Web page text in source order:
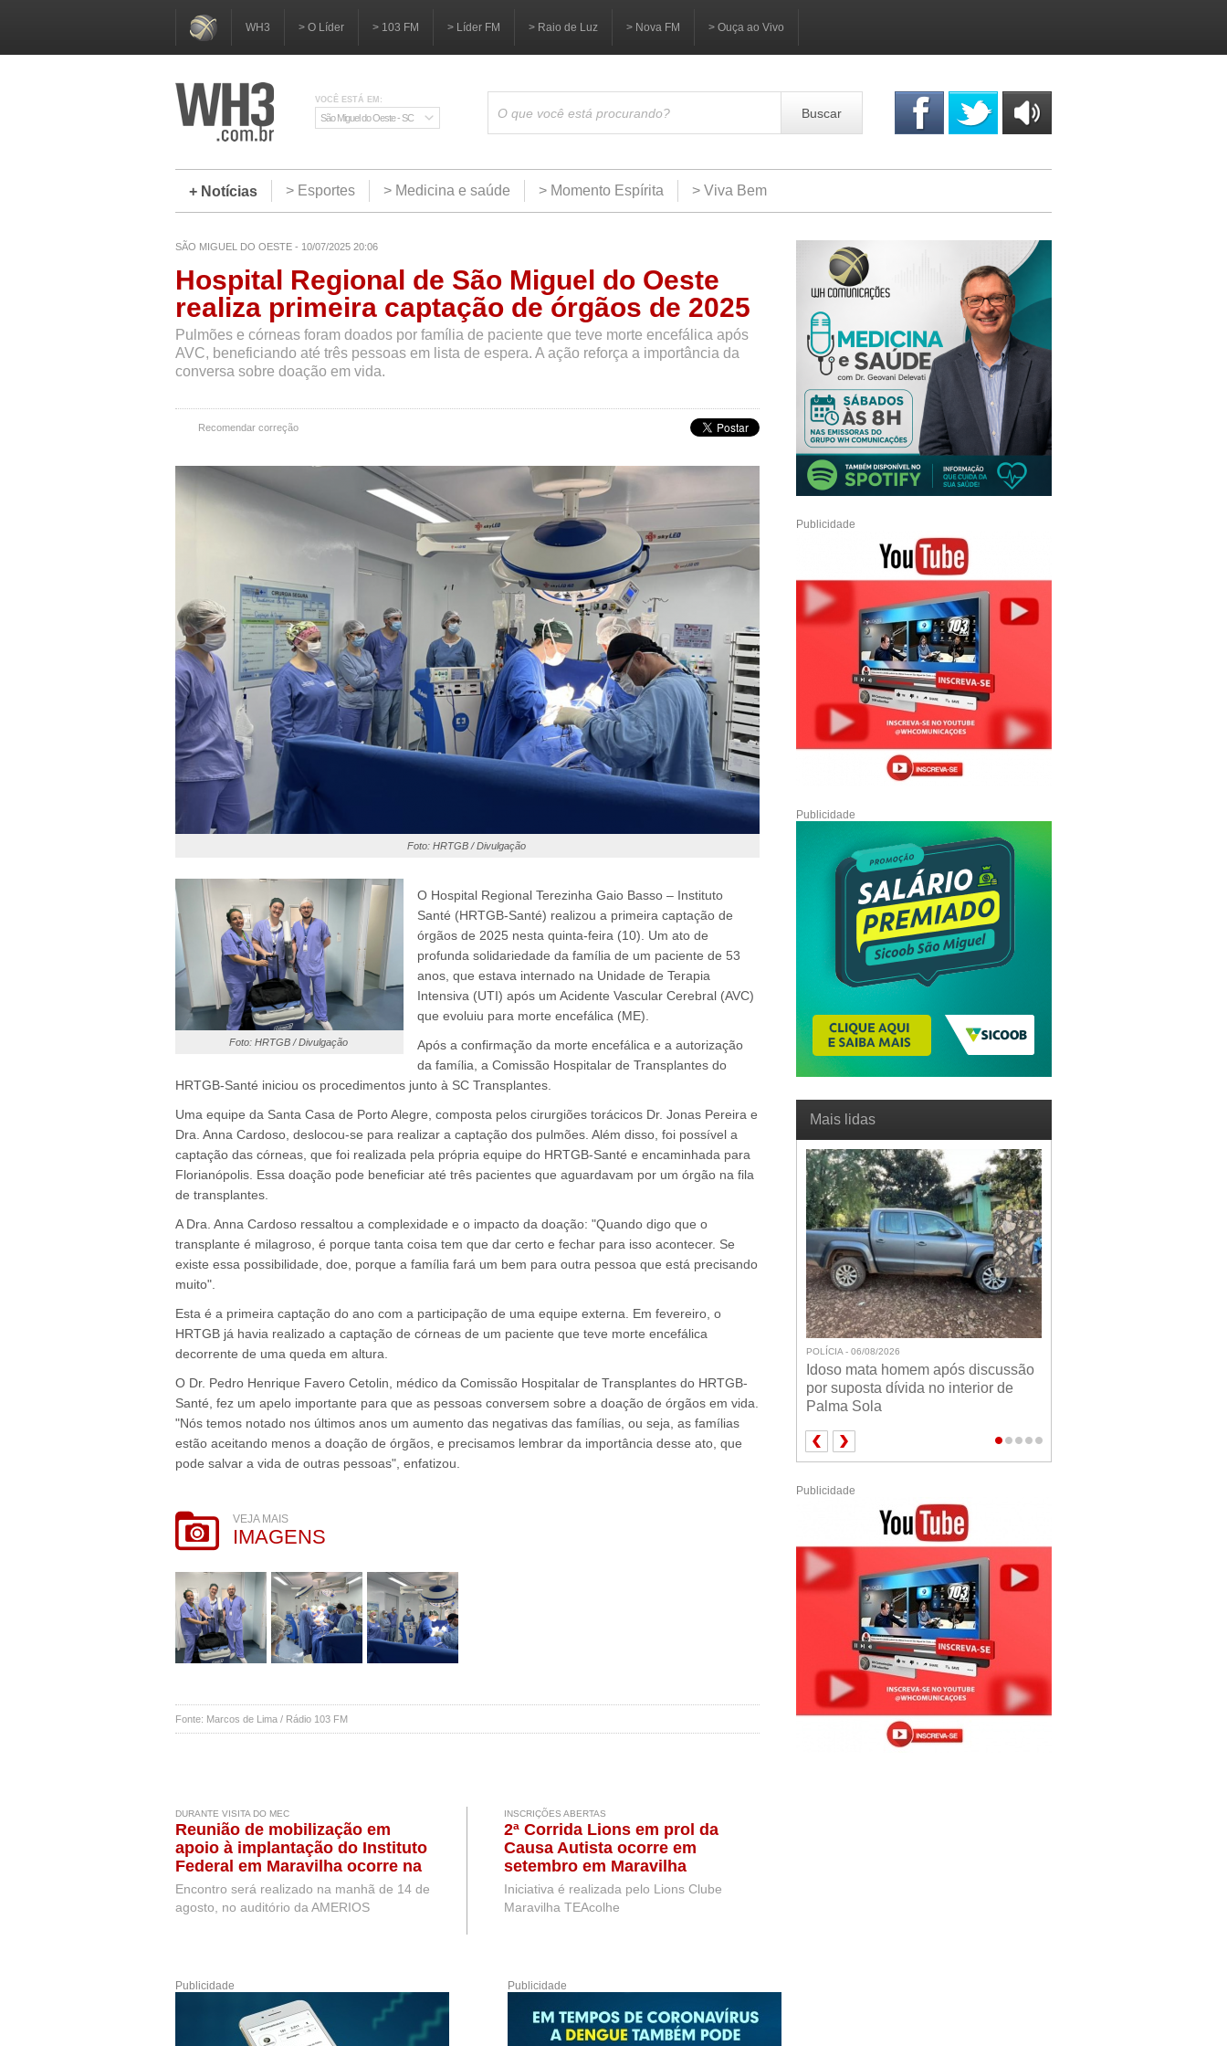
WH3 > O Líder > 103 FM > Líder FM > Raio de Luz > Nova FM > Ouça ao Vivo
VOCÊ ESTÁ EM:
São Miguel do Oeste - SC Buscar
+ Notícias
> Esportes > Medicina e saúde > Momento Espírita > Viva Bem
SÃO MIGUEL DO OESTE - 10/07/2025 20:06
Hospital Regional de São Miguel do Oeste
realiza primeira captação de órgãos de 2025
Pulmões e córneas foram doados por família de paciente que teve morte encefálica após
AVC, beneficiando até três pessoas em lista de espera. A ação reforça a importância da
conversa sobre doação em vida.
Recomendar correção
Foto: HRTGB / Divulgação
Foto: HRTGB / Divulgação
O Hospital Regional Terezinha Gaio Basso – Instituto
Santé (HRTGB-Santé) realizou a primeira captação de
órgãos de 2025 nesta quinta-feira (10). Um ato de
profunda solidariedade da família de um paciente de 53
anos, que estava internado na Unidade de Terapia
Intensiva (UTI) após um Acidente Vascular Cerebral (AVC)
que evoluiu para morte encefálica (ME).
Após a confirmação da morte encefálica e a autorização
da família, a Comissão Hospitalar de Transplantes do
HRTGB-Santé iniciou os procedimentos junto à SC Transplantes.
Uma equipe da Santa Casa de Porto Alegre, composta pelos cirurgiões torácicos Dr. Jonas Pereira e
Dra. Anna Cardoso, deslocou-se para realizar a captação dos pulmões. Além disso, foi possível a
captação das córneas, que foi realizada pela própria equipe do HRTGB-Santé e encaminhada para
Florianópolis. Essa doação pode beneficiar até três pacientes que aguardavam por um órgão na fila
de transplantes.
A Dra. Anna Cardoso ressaltou a complexidade e o impacto da doação: "Quando digo que o
transplante é milagroso, é porque tanta coisa tem que dar certo e fechar para isso acontecer. Se
existe essa possibilidade, doe, porque a família fará um bem para outra pessoa que está precisando
muito".
Esta é a primeira captação do ano com a participação de uma equipe externa. Em fevereiro, o
HRTGB já havia realizado a captação de córneas de um paciente que teve morte encefálica
decorrente de uma queda em altura.
O Dr. Pedro Henrique Favero Cetolin, médico da Comissão Hospitalar de Transplantes do HRTGB-
Santé, fez um apelo importante para que as pessoas conversem sobre a doação de órgãos em vida.
"Nós temos notado nos últimos anos um aumento das negativas das famílias, ou seja, as famílias
estão aceitando menos a doação de órgãos, e precisamos lembrar da importância desse ato, que
pode salvar a vida de outras pessoas", enfatizou.
VEJA MAIS
IMAGENS
Fonte: Marcos de Lima / Rádio 103 FM
DURANTE VISITA DO MEC
Reunião de mobilização em
apoio à implantação do Instituto
Federal em Maravilha ocorre na
próxima semana, durante visita
de representantes do MEC
Encontro será realizado na manhã de 14 de
agosto, no auditório da AMERIOS
INSCRIÇÕES ABERTAS
2ª Corrida Lions em prol da
Causa Autista ocorre em
setembro em Maravilha
Iniciativa é realizada pelo Lions Clube
Maravilha TEAcolhe
Publicidade Publicidade
Publicidade
Publicidade
Mais lidas
POLÍCIA - 06/08/2026
Idoso mata homem após discussão
por suposta dívida no interior de
Palma Sola
Publicidade